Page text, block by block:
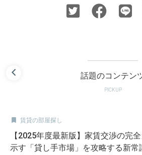
話題のコンテン
PICKUP
 賃貸の部屋探し
【2025年度最新版】家賃交渉の完
示す「貸し手市場」を攻略する新常